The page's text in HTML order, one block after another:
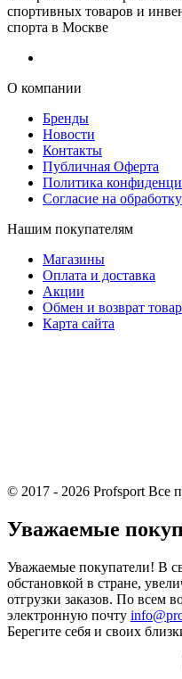
спортивных товаров и
спорта в Москве
О компании
Бренды
Новости
Контакты
Публичная Оферта
Политика
Согласие на
Нашим покупателям
Магазины
Оплата и доставка
Акции
Обмен и возврат
Карта сайта
© 2017 - 2026 Profsport Все
Уважаемые
Уважаемые покупатели! В
обстановкой в стране,
отгрузки заказов. По всем
электронную почту
Берегите себя и своих